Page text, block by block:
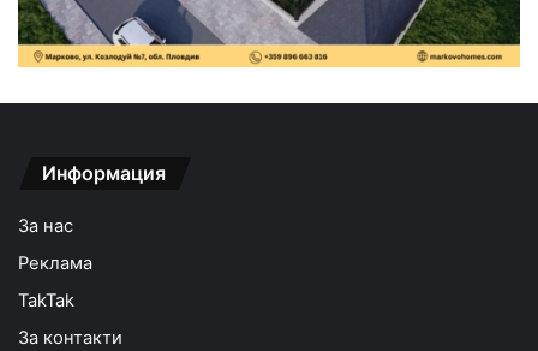
Информация
За нас
Реклама
TakTak
За контакти